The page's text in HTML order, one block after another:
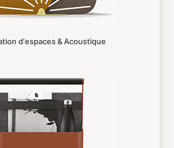
d'espaces & Acoustique